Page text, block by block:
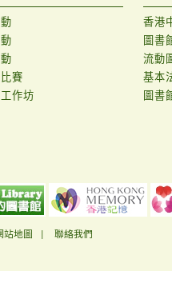
賽
作坊
香港
圖書
流動
基本
圖書
站地圖 聯絡我們